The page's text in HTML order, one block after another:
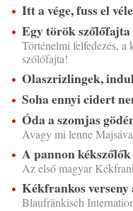
Itt a vége, fuss el
Egy török
Történelmi felfedezés,
szőlőfajta!
Olaszrizlingek,
Soha ennyi cidert
Óda a szomjas
Avagy mi lenne
A pannon kékszőlők
Az első magyar
Kékfrankos
Blaufränkisch